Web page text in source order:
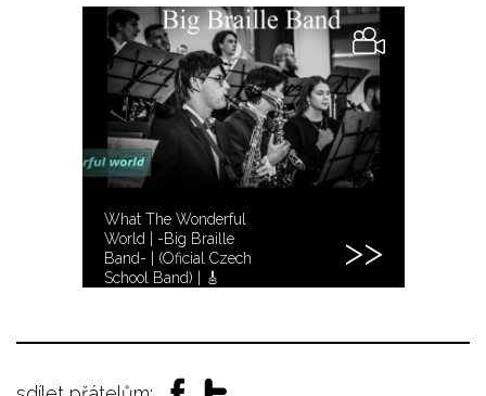
What The Wonderful
World | -Big Braille
Band- | (Oficial Czech
School Band) | 🎸